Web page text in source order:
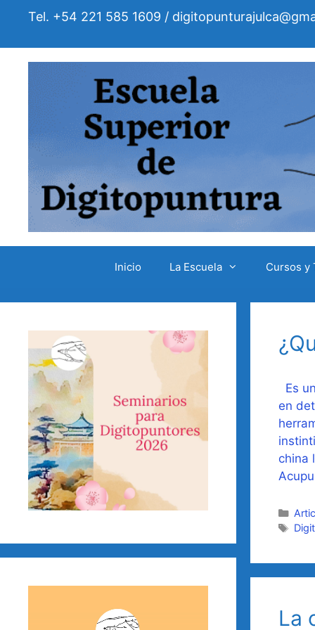
Tel. +54 221 585 1609 /
Inicio La Escuela Cursos y
Es
en
china
La